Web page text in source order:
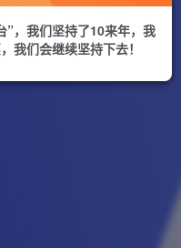
”，我们坚持了10来年，我
我们会继续坚持下去！